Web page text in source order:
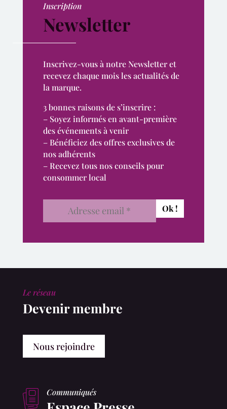
Inscription
Newsletter
Inscrivez-vous à notre Newsletter et
recevez chaque mois les actualités de
la marque.
3 bonnes raisons de s’inscrire :
– Soyez informés en avant-première
des événements à venir
– Bénéficiez des offres exclusives de
nos adhérents
– Recevez tous nos conseils pour
consommer local
Le réseau
Devenir membre
Nous rejoindre
Communiqués